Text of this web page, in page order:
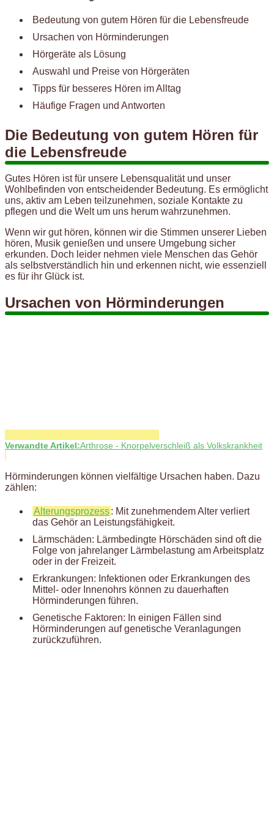
Bedeutung von gutem Hören für die Lebensfreude
Ursachen von Hörminderungen
Hörgeräte als Lösung
Auswahl und Preise von Hörgeräten
Tipps für besseres Hören im Alltag
Häufige Fragen und Antworten
Die Bedeutung von gutem Hören für
die Lebensfreude
Gutes Hören ist für unsere Lebensqualität und unser
Wohlbefinden von entscheidender Bedeutung. Es ermöglicht
uns, aktiv am Leben teilzunehmen, soziale Kontakte zu
pflegen und die Welt um uns herum wahrzunehmen.
Wenn wir gut hören, können wir die Stimmen unserer Lieben
hören, Musik genießen und unsere Umgebung sicher
erkunden. Doch leider nehmen viele Menschen das Gehör
als selbstverständlich hin und erkennen nicht, wie essenziell
es für ihr Glück ist.
Ursachen von Hörminderungen
Verwandte Artikel:Arthrose - Knorpelverschleiß als Volkskrankheit
Hörminderungen können vielfältige Ursachen haben. Dazu
zählen:
Alterungsprozess: Mit zunehmendem Alter verliert
das Gehör an Leistungsfähigkeit.
Lärmschäden: Lärmbedingte Hörschäden sind oft die
Folge von jahrelanger Lärmbelastung am Arbeitsplatz
oder in der Freizeit.
Erkrankungen: Infektionen oder Erkrankungen des
Mittel- oder Innenohrs können zu dauerhaften
Hörminderungen führen.
Genetische Faktoren: In einigen Fällen sind
Hörminderungen auf genetische Veranlagungen
zurückzuführen.